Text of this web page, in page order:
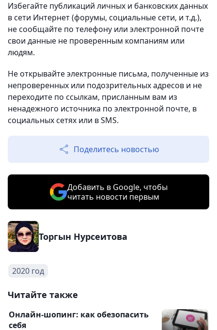
Избегайте публикаций личных и банковских данных
в сети Интернет (форумы, социальные сети, и т.д.),
не сообщайте по телефону или электронной почте
свои данные не проверенным компаниям или
людям.
Не открывайте электронные письма, полученные из
непроверенных или подозрительных адресов и не
переходите по ссылкам, присланным вам из
ненадежного источника по электронной почте, в
социальных сетях или в SMS.
Поделитесь новостью
Добавить в Google, чтобы
читать новости первым
Торгын Нурсеитова
2020 год
Читайте также
Онлайн-шопинг: как обезопасить
себя